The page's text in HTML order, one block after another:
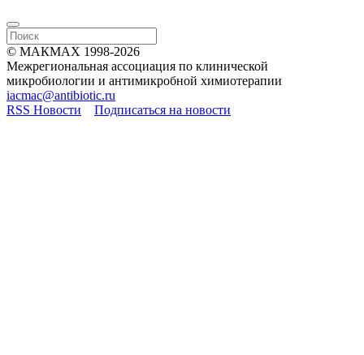
© МАКМАХ 1998-2026
Межрегиональная ассоциация по клинической
микробиологии и антимикробной химиотерапии
iacmac@antibiotic.ru
RSS Новости
Подписаться на новости